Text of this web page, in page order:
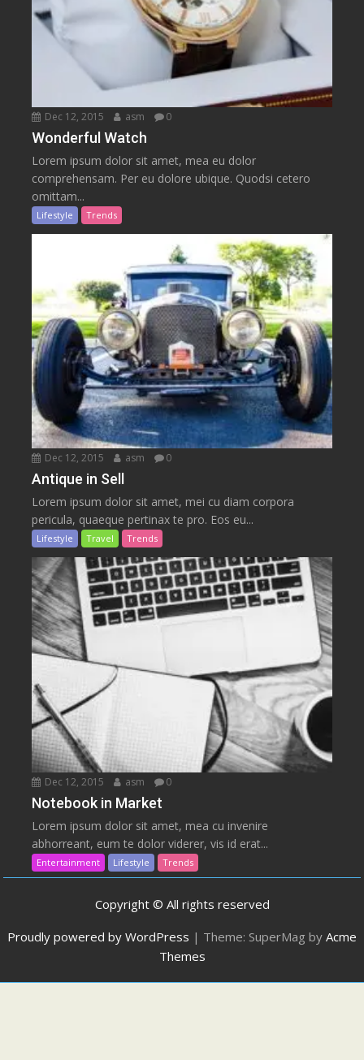
Dec 12, 2015 asm 0
Wonderful Watch
Lorem ipsum dolor sit amet, mea eu dolor
comprehensam. Per eu dolore ubique. Quodsi cetero
omittam...
Lifestyle Trends
Dec 12, 2015 asm 0
Antique in Sell
Lorem ipsum dolor sit amet, mei cu diam corpora
pericula, quaeque pertinax te pro. Eos eu...
Lifestyle Travel Trends
Dec 12, 2015 asm 0
Notebook in Market
Lorem ipsum dolor sit amet, mea cu invenire
abhorreant, eum te dolor viderer, vis id erat...
Entertainment Lifestyle Trends
Copyright © All rights reserved
Proudly powered by WordPress | Theme: SuperMag by Acme
Themes